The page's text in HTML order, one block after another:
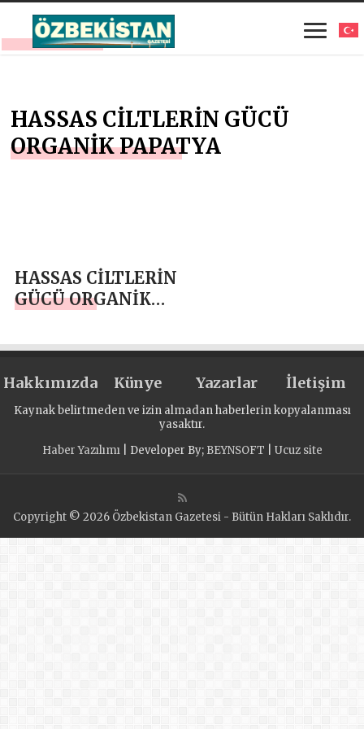
HASSAS CİLTLERİN GÜCÜ
ORGANİK PAPATYA
HASSAS CİLTLERİN
GÜCÜ ORGANİK
Hakkımızda Künye Yazarlar İletişim
Kaynak belirtmeden ve izin almadan haberlerin kopyalanması
yasaktır.
Haber Yazılımı| Developer By; BEYNSOFT Ucuz site
Copyright © 2026 Özbekistan Gazetesi - Bütün Hakları Saklıdır.